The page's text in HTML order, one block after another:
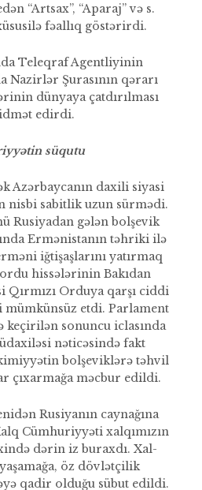
“Artsax”, “Aparaj” və s.
fəallıq göstərirdi.
Teleqraf Agentliyinin
Nazirlər Şurasının qərarı
dünya­ya çatdırılması
edirdi.
süqutu
Azərbaycanın daxili siyasi
nisbi sabitlik uzun sürmədi.
Rusiyadan gələn bolşevik
Ermənistanın təhriki ilə
iğtişaş­larını yatırmaq
hissələrinin Bakıdan
Orduya qarşı ciddi
etdi. Parlament
keçirilən sonuncu iclasında
nəticəsində fakt
bolşeviklərə təhvil
çıxarmağa məcbur edildi.
Rusiyanın caynağına
Cümhuriyyəti xalqımızın
dərin iz buraxdı. Xal­
öz dövlətçilik
qadir olduğu sübut edildi.